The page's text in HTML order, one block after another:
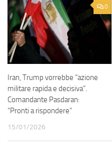
0
Iran, Trump vorrebbe “azione
militare rapida e decisiva”.
Comandante Pasdaran:
“Pronti a rispondere”
15/01/2026